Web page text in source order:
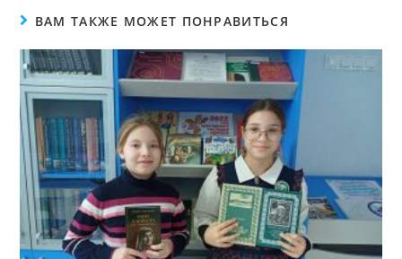
ВАМ ТАКЖЕ МОЖЕТ ПОНРАВИТЬСЯ